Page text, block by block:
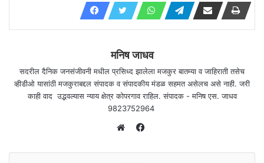
मनिष जाधव
सदरील दैनिक जनसंजीवनी मधील प्रसिध्द झालेला मजकुर बातम्या व जाहिराती तसेच
व्हीडीओ यासांठी मजकुराबद्दल संपादक व संपादकीय मंडळ सहमत असेलच असे नाही. जरी
काही वाद उद्भवल्यास न्याय क्षेत्र कोपरगाव राहिल. संपादक - मनिष एस. जाधव
9823752964
e
c